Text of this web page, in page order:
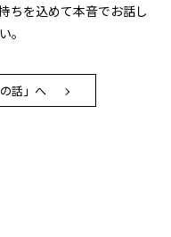
ちを込めて本音でお話し
。
話」へ